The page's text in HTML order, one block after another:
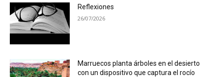
Reflexiones
26/07/2026
Marruecos planta árboles en el desierto
con un dispositivo que captura el rocío